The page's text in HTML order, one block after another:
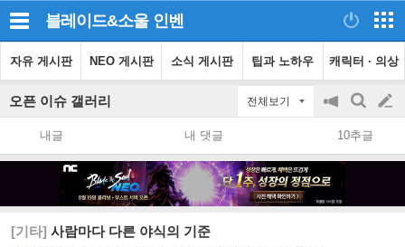
블레이드&소울 인벤
자유 게시판 NEO 게시판 소식 게시판 팁과 노하우 캐릭터 · 의상
오픈 이슈 갤러리 전체보기
공
지
on/off
검
색
글
쓰
내글 내 댓글 10추글
[기타] 사람마다 다른 야식의 기준